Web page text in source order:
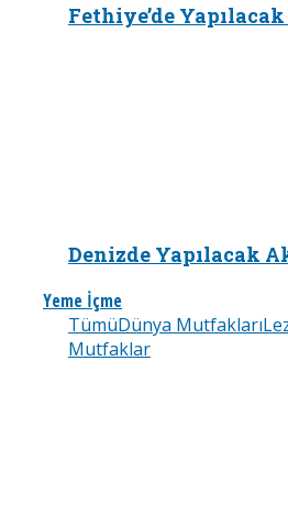
Fethiye’de
Denizde Yapılacak
Yeme İçme
TümüDünya Mutfakları
Mutfaklar